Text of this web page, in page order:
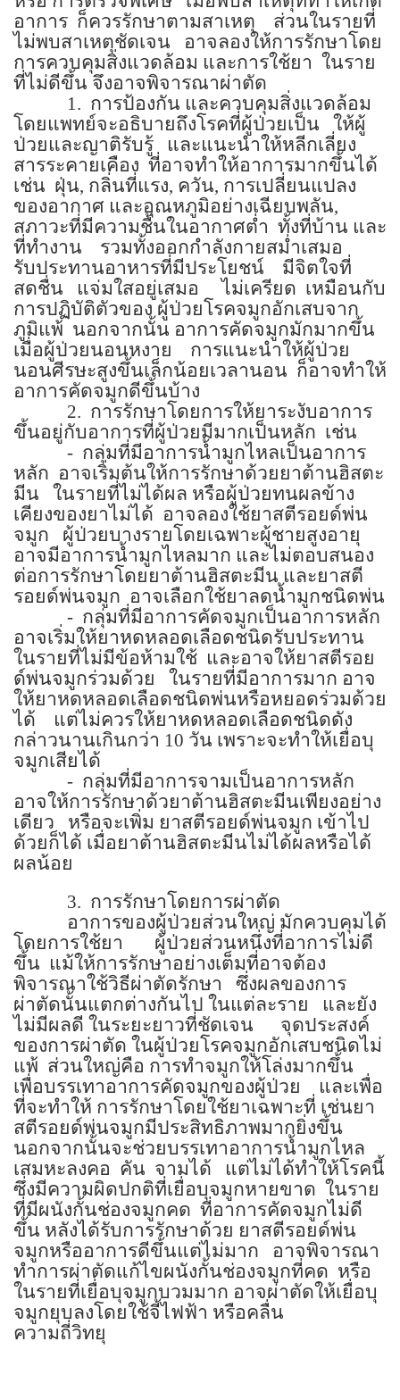
อาการ ก็ควรรักษาตามสาเหตุ
ส่วนในรายที่
ไม่พบสาเหตุชัดเจน
อาจลองให้การรักษาโดย
การควบคุมสิ่งแวดล้อม และการใช้ยา ในราย
ที่ไม่ดีขึ้น จึงอาจพิจารณาผ่าตัด
1. การป้องกัน และควบคุมสิ่งแวดล้อม
โดยแพทย์จะอธิบายถึงโรคที่ผู้ป่วยเป็น
ให้ผู้
ป่วยและญาติรับรู้
และแนะนำให้หลีกเลี่ยง
สารระคายเคือง ที่อาจทำให้อาการมากขึ้นได้
เช่น ฝุ่น, กลิ่นที่แรง, ควัน, การเปลี่ยนแปลง
ของอากาศ และอุณหภูมิอย่างเฉียบพลัน,
สภาวะที่มีความชื้นในอากาศต่ำ ทั้งที่บ้าน และ
ที่ทำงาน
รวมทั้งออกกำลังกายสม่ำเสมอ
รับประทานอาหารที่มีประโยชน์
มีจิตใจที่
สดชื่น
แจ่มใสอยู่เสมอ ไม่เครียด เหมือนกับ
การปฏิบัติตัวของ ผู้ป่วยโรคจมูกอักเสบจาก
ภูมิแพ้ นอกจากนั้น อาการคัดจมูกมักมากขึ้น
เมื่อผู้ป่วยนอนหงาย
การแนะนำให้ผู้ป่วย
นอนศีรษะสูงขึ้นเล็กน้อยเวลานอน ก็อาจทำให้
อาการคัดจมูกดีขึ้นบ้าง
2. การรักษาโดยการให้ยาระงับอาการ
ขึ้นอยู่กับอาการที่ผู้ป่วยมีมากเป็นหลัก เช่น
- กลุ่มที่มีอาการน้ำมูกไหลเป็นอาการ
หลัก อาจเริ่มต้นให้การรักษาด้วยยาต้านฮิสตะ
มีน
ในรายที่ไม่ได้ผล หรือผู้ป่วยทนผลข้าง
เคียงของยาไม่ได้ อาจลองใช้ยาสตีรอยด์พ่น
จมูก
ผู้ป่วยบางรายโดยเฉพาะผู้ชายสูงอายุ
อาจมีอาการน้ำมูกไหลมาก และไม่ตอบสนอง
ต่อการรักษาโดยยาต้านฮิสตะมีน และยาสตี
รอยด์พ่นจมูก อาจเลือกใช้ยาลดน้ำมูกชนิดพ่น
- กลุ่มที่มีอาการคัดจมูกเป็นอาการหลัก
อาจเริ่มให้ยาหดหลอดเลือดชนิดรับประทาน
ในรายที่ไม่มีข้อห้ามใช้ และอาจให้ยาสตีรอย
ด์พ่นจมูกร่วมด้วย
ในรายที่มีอาการมาก อาจ
ให้ยาหดหลอดเลือดชนิดพ่นหรือหยอดร่วมด้วย
ได้
แต่ไม่ควรให้ยาหดหลอดเลือดชนิดดัง
กล่าวนานเกินกว่า 10 วัน เพราะจะทำให้เยื่อบุ
จมูกเสียได้
- กลุ่มที่มีอาการจามเป็นอาการหลัก
อาจให้การรักษาด้วยาต้านฮิสตะมีนเพียงอย่าง
เดียว
หรือจะเพิ่ม ยาสตีรอยด์พ่นจมูก เข้าไป
ด้วยก็ได้ เมื่อยาต้านฮิสตะมีนไม่ได้ผลหรือได้
ผลน้อย
3. การรักษาโดยการผ่าตัด
อาการของผู้ป่วยส่วนใหญ่ มักควบคุมได้
โดยการใช้ยา
ผู้ป่วยส่วนหนึ่งที่อาการไม่ดี
ขึ้น แม้ให้การรักษาอย่างเต็มที่อาจต้อง
พิจารณาใช้วิธีผ่าตัดรักษา
ซึ่งผลของการ
ผ่าตัดนั้นแตกต่างกันไป ในแต่ละราย
และยัง
ไม่มีผลดี ในระยะยาวที่ชัดเจน
จุดประสงค์
ของการผ่าตัด ในผู้ป่วยโรคจมูกอักเสบชนิดไม่
แพ้ ส่วนใหญ่คือ การทำจมูกให้โล่งมากขึ้น
เพื่อบรรเทาอาการคัดจมูกของผู้ป่วย
และเพื่อ
ที่จะทำให้ การรักษาโดยใช้ยาเฉพาะที่ เช่นยา
สตีรอยด์พ่นจมูกมีประสิทธิภาพมากยิ่งขึ้น
นอกจากนั้นจะช่วยบรรเทาอาการน้ำมูกไหล
เสมหะลงคอ คัน จามได้
แต่ไม่ได้ทำให้โรคนี้
ซึ่งมีความผิดปกติที่เยื่อบุจมูกหายขาด ในราย
ที่มีผนังกั้นช่องจมูกคด ที่อาการคัดจมูกไม่ดี
ขึ้น หลังได้รับการรักษาด้วย ยาสตีรอยด์พ่น
จมูกหรืออาการดีขึ้นแต่ไม่มาก
อาจพิจารณา
ทำการผ่าตัดแก้ไขผนังกั้นช่องจมูกที่คด หรือ
ในรายที่เยื่อบุจมูกบวมมาก อาจผ่าตัดให้เยื่อบุ
จมูกยุบลงโดยใช้จี้ไฟฟ้า หรือคลื่น
ความถี่วิทยุ